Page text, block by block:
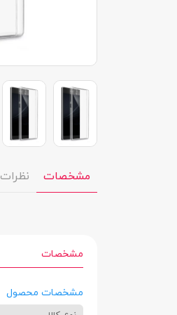
مشخصات نظرات
مشخصات
مشخصات محصول